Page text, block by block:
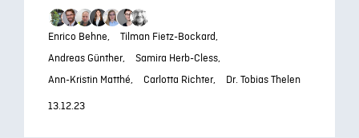
Enrico Behne,
Tilman Fietz-Bockard,
Andreas Günther,
Samira Herb-Cless,
Ann-Kristin Matthé,
Carlotta Richter,
Dr. Tobias Thelen
13.12.23